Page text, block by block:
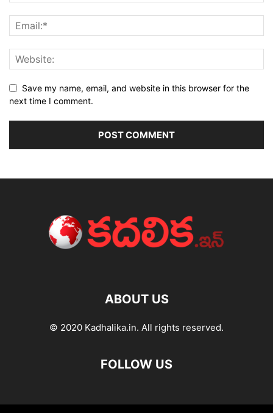
Save my name, email, and website in this browser for the
next time I comment.
ABOUT US
© 2020 Kadhalika.in. All rights reserved.
FOLLOW US